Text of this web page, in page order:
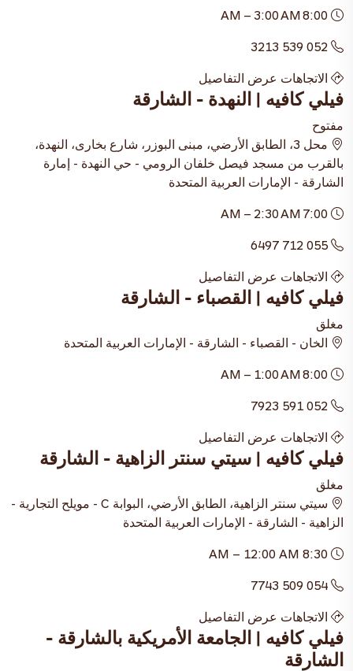
052 539 3213
الاتجاهات عرض التفاصيل
فيلي كافيه | النهدة - الشارقة
مفتوح
محل 3، الطابق الأرضي، مبنى البوزر، شارع بخارى، النهدة،
بالقرب من مسجد فيصل خلفان الرومي - حي النهدة - إمارة
الشارقة - الإمارات العربية المتحدة
055 712 6497
الاتجاهات عرض التفاصيل
فيلي كافيه | القصباء - الشارقة
مغلق
الخان - القصباء - الشارقة - الإمارات العربية المتحدة
052 591 7923
الاتجاهات عرض التفاصيل
فيلي كافيه | سيتي سنتر الزاهية - الشارقة
مغلق
سيتي سنتر الزاهية، الطابق الأرضي، البوابة C - مويلح التجارية -
الزاهية - الشارقة - الإمارات العربية المتحدة
054 509 7743
الاتجاهات عرض التفاصيل
فيلي كافيه | الجامعة الأمريكية بالشارقة -
الشارقة